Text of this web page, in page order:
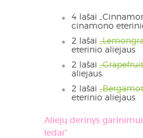
4 lašai
cinamono
2 lašai
eterinio aliejaus
2 lašai
aliejaus
2 lašai
eterinio aliejaus
Aliejų derinys
ledai“